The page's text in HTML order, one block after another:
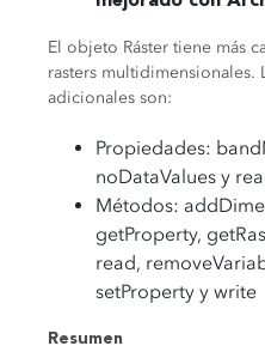
El objeto Ráster tiene más
rasters
adicionales son:
Propiedades:
noDataValues y
Métodos:
getProperty,
read,
setProperty y write
Resumen